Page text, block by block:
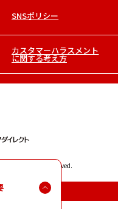
SNSポリシー
カスタマーハラスメント
に関する考え方
All Rights Reserved.